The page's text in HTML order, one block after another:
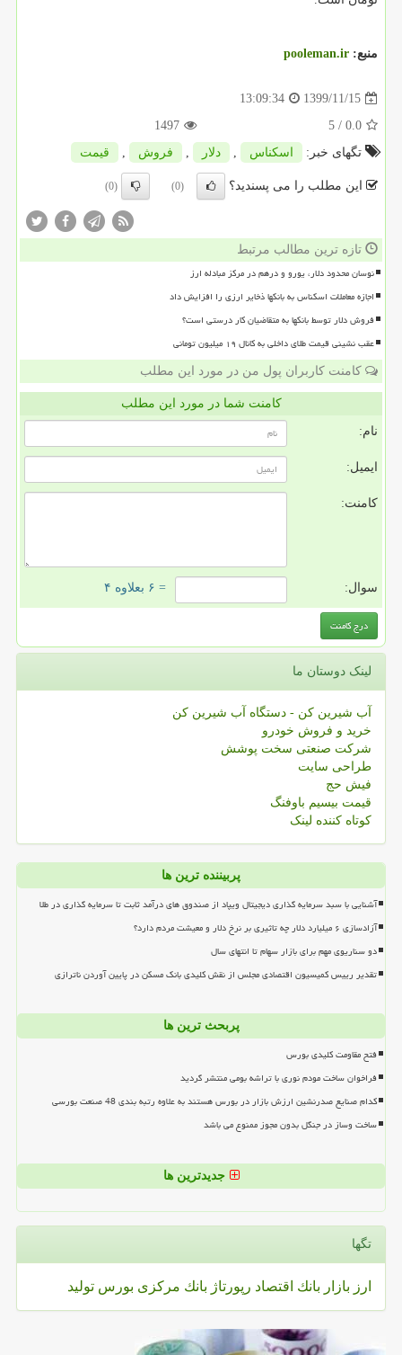
منبع: pooleman.ir
1399/11/15
13:09:34
0.0
/ 5
1497
تگهای خبر:
اسكناس , دلار , فروش , قیمت
این مطلب را می پسندید؟ (0)
(0)
تازه ترین مطالب مرتبط
نوسان محدود دلار، یورو و درهم در مرکز مبادله ارز
اجازه معاملات اسکناس به بانکها ذخایر ارزی را افزایش داد
فروش دلار توسط بانکها به متقاضیان کار درستی است؟
عقب نشینی قیمت طلای داخلی به کانال ۱۹ میلیون تومانی
کامنت کاربران پول من در مورد این مطلب
کامنت شما در مورد این مطلب
نام:
ایمیل:
کامنت:
سوال: = ۶ بعلاوه ۴
لینک دوستان ما
آب شیرین کن - دستگاه آب شیرین کن
خرید و فروش خودرو
شرکت صنعتی سخت پوشش
طراحی سایت
فیش حج
قیمت بیسیم باوفنگ
کوتاه کننده لینک
پربیننده ترین ها
آشنایی با سبد سرمایه گذاری دیجیتال ویپاد از صندوق های درآمد ثابت تا سرمایه گذاری در طلا
آزادسازی ۶ میلیارد دلار چه تاثیری بر نرخ دلار و معیشت مردم دارد؟
دو سناریوی مهم برای بازار سهام تا انتهای سال
تقدیر رییس کمیسیون اقتصادی مجلس از نقش کلیدی بانک مسکن در پایین آوردن ناترازی
پربحث ترین ها
فتح مقاومت کلیدی بورس
فراخوان ساخت مودم نوری با تراشه بومی منتشر گردید
کدام صنایع صدرنشین ارزش بازار در بورس هستند به علاوه رتبه بندی 48 صنعت بورسی
ساخت وساز در جنگل بدون مجوز ممنوع می باشد
جدیدترین ها
تگها
ارز بازار بانك اقتصاد رپورتاژ بانك مركزی بورس تولید